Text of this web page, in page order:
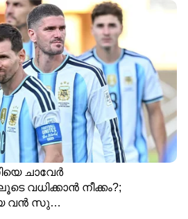
രക്തസമ്മർദ്ദം
എക്സ്ട്രാ വിർജിൻ
- ഉയർന്ന രക്തസമ്മർദ്ദം
അത്യുത്തമമാണ്, കാരണം
ആന്റിഓക്‌സിഡന്റ്
ഉയർന്ന ഉള്ളടക്കം